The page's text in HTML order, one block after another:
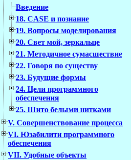
Введение
18. CASE и познание
19. Вопросы моделирования
20. Свет мой, зеркальце
21. Методичное сумасшествие
22. Говоря по существу
23. Будущие формы
24. Цели программного
обеспечения
25. Шито белыми нитками
V. Совершенствование процесса
VI. Юзабилити программного
обеспечения
VII. Удобные объекты